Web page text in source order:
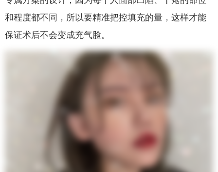
和程度都不同，所以要精准把控填充的量，这样才能
保证术后不会变成充气脸。